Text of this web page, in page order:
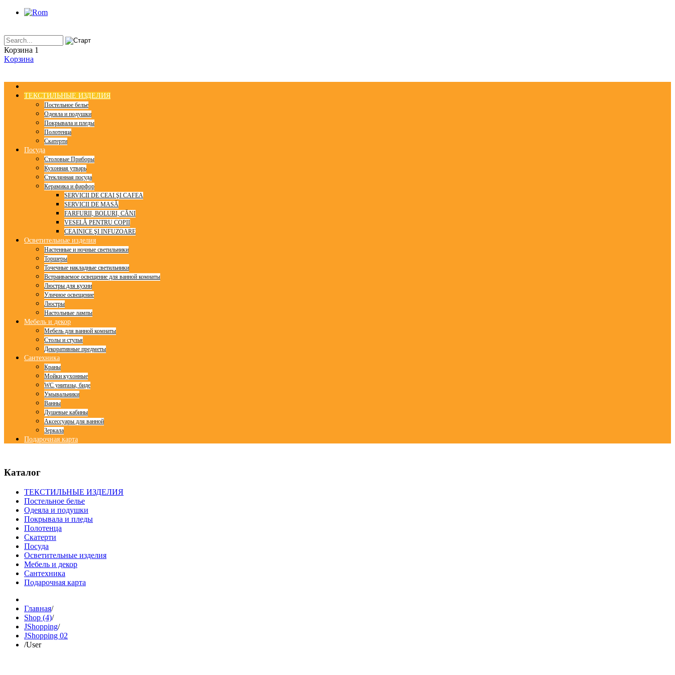
Корзина 1
Kорзинa
ТЕКСТИЛЬНЫЕ ИЗДЕЛИЯ
Постельное белье
Одеяла и подушки
Покрывала и пледы
Полотенца
Скатерти
Посуда
Столовые Приборы
Кухонная утварь
Стеклянная посуда
Керамика и фарфор
SERVICII DE CEAI ŞI CAFEA
SERVICII DE MASĂ
FARFURII, BOLURI, CĂNI
VESELĂ PENTRU COPII
CEAINICE ŞI INFUZOARE
Осветительные изделия
Настенные и ночные светильники
Торшеры
Точечные накладные светильники
Встраиваемое освещение для ванной комнаты
Люстры для кухни
Уличное освещение
Люстры
Настольные лампы
Мебель и декор
Мебель для ванной комнаты
Столы и стулья
Декоративные предметы
Сантехника
Краны
Мойки кухонные
WC унитазы, биде
Умывальники
Ванны
Душевые кабины
Аксессуары для ванной
Зеркала
Подарочная карта
Каталог
ТЕКСТИЛЬНЫЕ ИЗДЕЛИЯ
Постельное белье
Одеяла и подушки
Покрывала и пледы
Полотенца
Скатерти
Посуда
Осветительные изделия
Мебель и декор
Сантехника
Подарочная карта
Главная/
Shop (4)/
JShopping/
JShopping 02
/User